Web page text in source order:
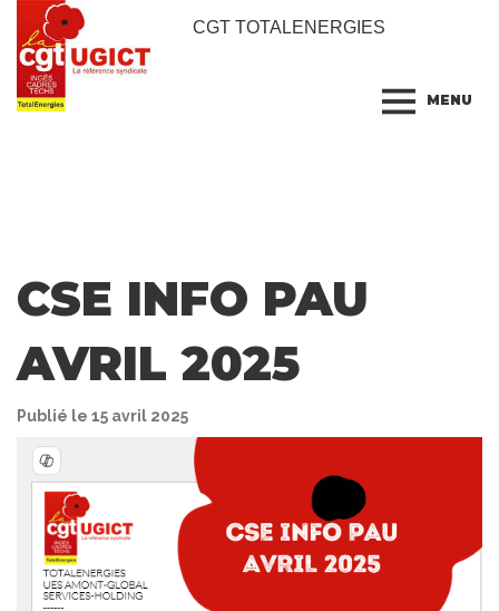
CGT TOTALENERGIES
MENU
CSE INFO PAU
AVRIL 2025
Publié le 15 avril 2025